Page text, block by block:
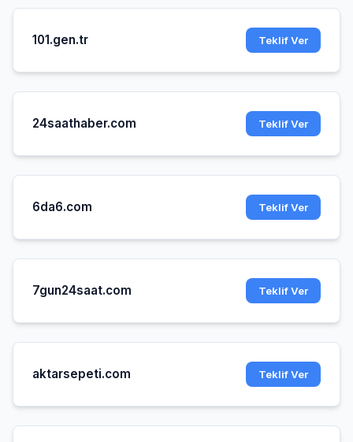
101.gen.tr Teklif Ver
24saathaber.com Teklif Ver
6da6.com Teklif Ver
7gun24saat.com Teklif Ver
aktarsepeti.com Teklif Ver